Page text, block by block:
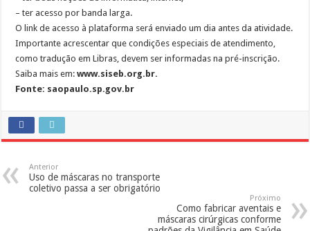
– ter acesso por banda larga.
O link de acesso à plataforma será enviado um dia antes da atividade.
Importante acrescentar que condições especiais de atendimento,
como tradução em Libras, devem ser informadas na pré-inscrição.
Saiba mais em:www.siseb.org.br.
Fonte: saopaulo.sp.gov.br
Anterior
Uso de máscaras no transporte
coletivo passa a ser obrigatório
Próximo
Como fabricar aventais e
máscaras cirúrgicas conforme